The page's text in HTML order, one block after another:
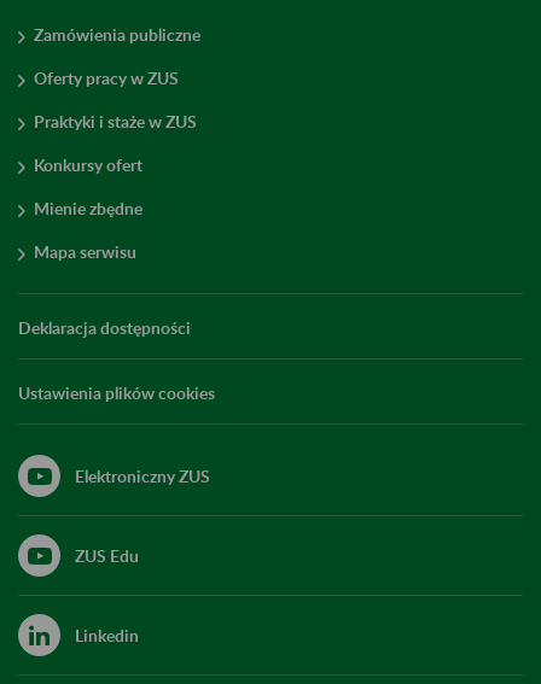
Zamówienia publiczne
Oferty pracy w ZUS
Praktyki i staże w ZUS
Konkursy ofert
Mienie zbędne
Mapa serwisu
Deklaracja dostępności
Ustawienia plików cookies
Elektroniczny ZUS
ZUS Edu
Linkedin